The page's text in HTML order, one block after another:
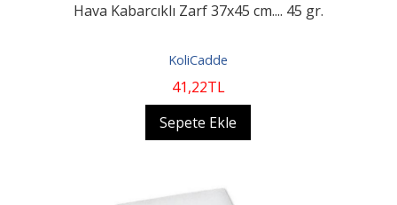
Hava Kabarcıklı Zarf 37x45 cm.... 45 gr.
KoliCadde
41,22TL
Sepete Ekle